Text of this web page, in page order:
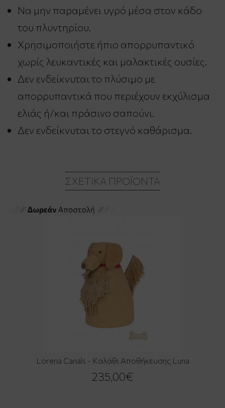
Να μην παραμένει υγρό μέσα στον κάδο
του πλυντηρίου.
Χρησιμοποιήστε ήπιο απορρυπαντικό
χωρίς λευκαντικές και μαλακτικές ουσίες.
Δεν ενδείκνυται το πλύσιμο με
απορρυπαντικά που περιέχουν εκχύλισμα
ελιάς ή/και πράσινο σαπούνι.
Δεν ενδείκνυται το στεγνό καθάρισμα.
ΣΧΕΤΙΚΆ ΠΡΟΪΌΝΤΑ
Lorena Canals - Καλάθι Αποθήκευσης Luna
235,00€